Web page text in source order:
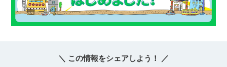
＼ この情報をシェアしよう！ ／